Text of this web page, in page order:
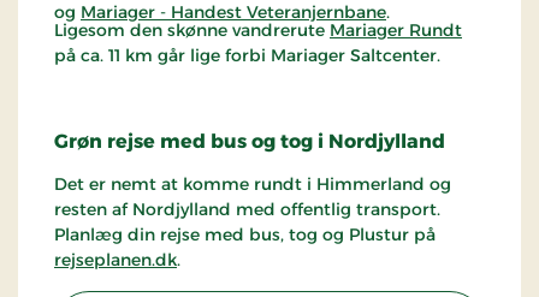
og Mariager - Handest Veteranjernbane.
Ligesom den skønne vandrerute Mariager Rundt
på ca. 11 km går lige forbi Mariager Saltcenter.
Grøn rejse med bus og tog i Nordjylland
Det er nemt at komme rundt i Himmerland og
resten af Nordjylland med offentlig transport.
Planlæg din rejse med bus, tog og Plustur på
rejseplanen.dk.